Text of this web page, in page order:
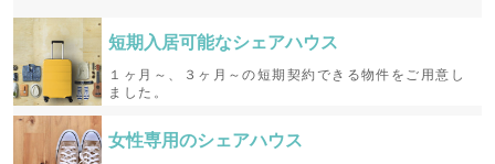
短期入居可能なシェアハウス
１ヶ月～、３ヶ月～の短期契約できる物件をご用意し
ました。
女性専用のシェアハウス